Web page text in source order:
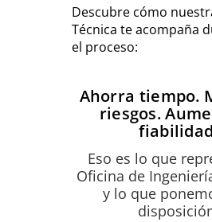
Descubre cómo
Técnica te acompaña
el proceso:
Ahorra tiempo.
riesgos.
Eso es lo que
Oficina de
y lo que